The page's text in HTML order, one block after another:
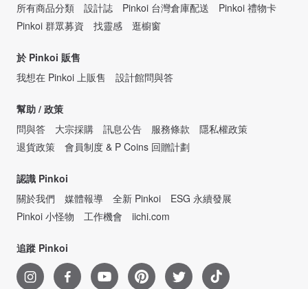
所有商品分類
設計誌 Pinkoi 台灣倉庫配送
Pinkoi 禮物卡
Pinkoi 群眾募資
找靈感 逛櫥窗
於 Pinkoi 販售
我想在 Pinkoi 上販售
設計館問與答
幫助 / 政策
問與答
大宗採購 訊息公告 服務條款
隱私權政策
退貨政策
會員制度 & P Coins 回贈計劃
認識 Pinkoi
關於我們
媒體報導 全新 Pinkoi
ESG 永續發展
Pinkoi 小怪物
工作機會 iichi.com
追蹤 Pinkoi